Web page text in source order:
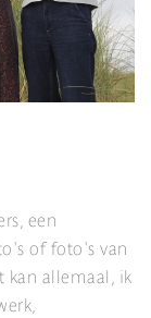
een
of foto's van
kan allemaal, ik